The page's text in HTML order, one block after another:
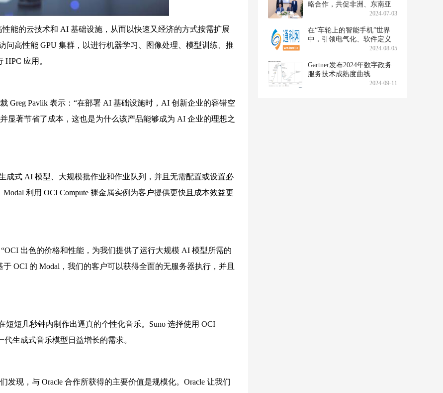
能的云技术和 AI 基础设施，从而以快速又经济的方式按需扩展
问高性能 GPU 集群，以进行机器学习、图像处理、模型训练、推
应用。
Greg Pavlik 表示：“在部署 AI 基础设施时，AI 创新企业的容错空
显著节省了成本，这也是为什么该产品能够成为 AI 企业的理想之
成式 AI 模型、大规模批作业和作业队列，并且无需配置或设置必
利用 OCI Compute 裸金属实例为客户提供更快且成本效益更
出色的价格和性能，为我们提供了运行大规模 AI 模型所需的
OCI 的 Modal，我们的客户可以获得全面的无服务器执行，并且
短短几秒钟内制作出逼真的个性化音乐。Suno 选择使用 OCI
代生成式音乐模型日益增长的需求。
发现，与 Oracle 合作所获得的主要价值是规模化。Oracle 让我们
略合作，共促非洲、东南亚
2024-07-03
在“车轮上的智能手机”世界
中，引领电气化、软件定义
2024-08-05
Gartner发布2024年数字政务
服务技术成熟度曲线
2024-09-11